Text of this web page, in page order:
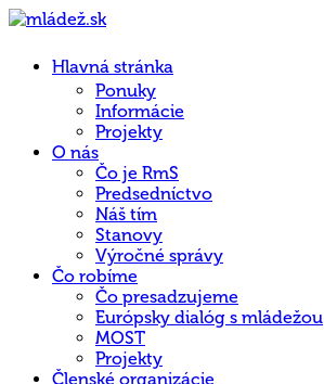
Hlavná stránka
Ponuky
Informácie
Projekty
O nás
Čo je RmS
Predsedníctvo
Náš tím
Stanovy
Výročné správy
Čo robíme
Čo presadzujeme
Európsky dialóg s mládežou
MOST
Projekty
Členské organizácie